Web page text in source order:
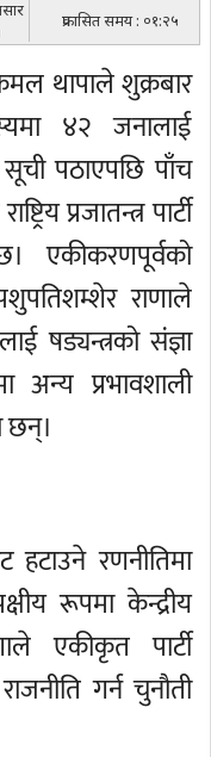
प्रकासित समय : ०१:२५
थापाले शुक्रबार
४२ जनालाई
पठाएपछि पाँच
प्रजातन्त्र पार्टी
एकीकरणपूर्वको
राणाले
षड्यन्त्रको संज्ञा
प्रभावशाली
छन्।
हटाउने रणनीतिमा
रूपमा केन्द्रीय
एकीकृत पार्टी
गर्न चुनौती